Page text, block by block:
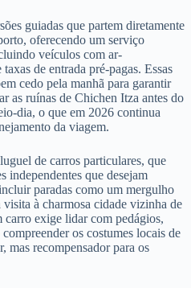
guiadas que partem diretamente
oferecendo um serviço
veículos com ar-
de entrada pré-pagas. Essas
cedo pela manhã para garantir
as ruínas de Chichen Itza antes do
dia, o que em 2026 continua
da viagem.
de carros particulares, que
independentes que desejam
paradas como um mergulho
à charmosa cidade vizinha de
exige lidar com pedágios,
os costumes locais de
mas recompensador para os